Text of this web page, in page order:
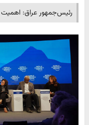
رئیس‌جمهور عراق: اهمیت